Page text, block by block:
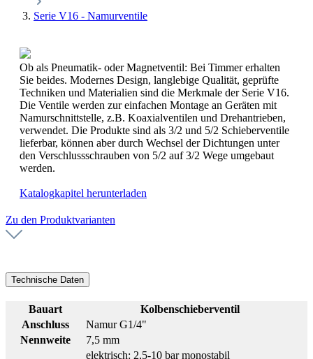
Serie V16 - Namurventile
Ob als Pneumatik- oder Magnetventil: Bei Timmer erhalten
Sie beides. Modernes Design, langlebige Qualität, geprüfte
Techniken und Materialien sind die Merkmale der Serie V16.
Die Ventile werden zur einfachen Montage an Geräten mit
Namurschnittstelle, z.B. Koaxialventilen und Drehantrieben,
verwendet. Die Produkte sind als 3/2 und 5/2 Schieberventile
lieferbar, können aber durch Wechsel der Dichtungen unter
den Verschlussschrauben von 5/2 auf 3/2 Wege umgebaut
werden.
Katalogkapitel herunterladen
Zu den Produktvarianten
Technische Daten
Bauart
Kolbenschieberventil
Anschluss
Namur G1/4"
Nennweite
7,5 mm
elektrisch: 2,5-10 bar monostabil